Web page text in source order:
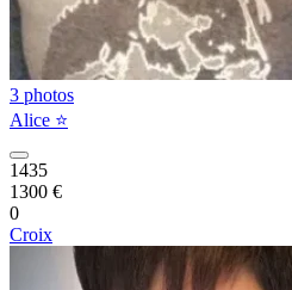
3 photos
Alice ⭐️
1435
1300 €
0
Croix